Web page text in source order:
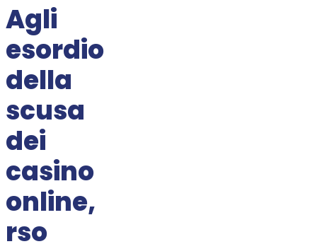
Agli
esordio
della
scusa
dei
casino
online,
rso